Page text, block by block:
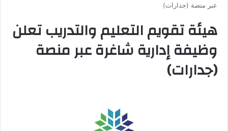
عبر منصة (جدارات)
هيئة تقويم التعليم والتدريب تعلن
وظيفة إدارية شاغرة عبر منصة
(جدارات)